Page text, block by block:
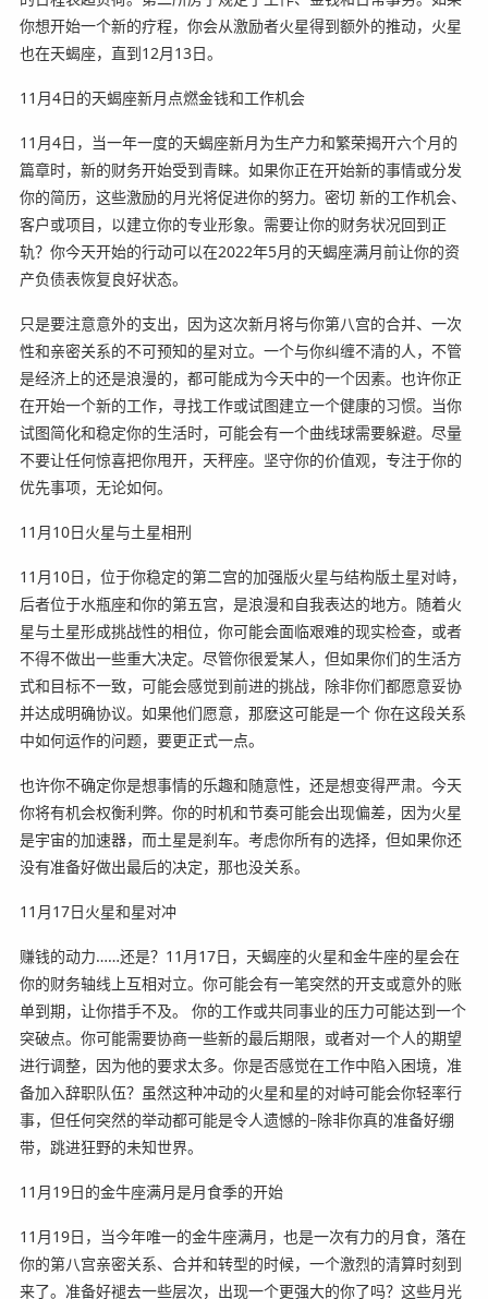
你想开始一个新的疗程，你会从激励者火星得到额外的推动，火星
也在天蝎座，直到12月13日。
11月4日的天蝎座新月点燃金钱和工作机会
11月4日，当一年一度的天蝎座新月为生产力和繁荣揭开六个月的
篇章时，新的财务开始受到青睐。如果你正在开始新的事情或分发
你的简历，这些激励的月光将促进你的努力。密切 新的工作机会、
客户或项目，以建立你的专业形象。需要让你的财务状况回到正
轨？你今天开始的行动可以在2022年5月的天蝎座满月前让你的资
产负债表恢复良好状态。
只是要注意意外的支出，因为这次新月将与你第八宫的合并、一次
性和亲密关系的不可预知的星对立。一个与你纠缠不清的人，不管
是经济上的还是浪漫的，都可能成为今天中的一个因素。也许你正
在开始一个新的工作，寻找工作或试图建立一个健康的习惯。当你
试图简化和稳定你的生活时，可能会有一个曲线球需要躲避。尽量
不要让任何惊喜把你甩开，天秤座。坚守你的价值观，专注于你的
优先事项，无论如何。
11月10日火星与土星相刑
11月10日，位于你稳定的第二宫的加强版火星与结构版土星对峙，
后者位于水瓶座和你的第五宫，是浪漫和自我表达的地方。随着火
星与土星形成挑战性的相位，你可能会面临艰难的现实检查，或者
不得不做出一些重大决定。尽管你很爱某人，但如果你们的生活方
式和目标不一致，可能会感觉到前进的挑战，除非你们都愿意妥协
并达成明确协议。如果他们愿意，那麽这可能是一个 你在这段关系
中如何运作的问题，要更正式一点。
也许你不确定你是想事情的乐趣和随意性，还是想变得严肃。今天
你将有机会权衡利弊。你的时机和节奏可能会出现偏差，因为火星
是宇宙的加速器，而土星是刹车。考虑你所有的选择，但如果你还
没有准备好做出最后的决定，那也没关系。
11月17日火星和星对冲
赚钱的动力……还是？11月17日，天蝎座的火星和金牛座的星会在
你的财务轴线上互相对立。你可能会有一笔突然的开支或意外的账
单到期，让你措手不及。 你的工作或共同事业的压力可能达到一个
突破点。你可能需要协商一些新的最后期限，或者对一个人的期望
进行调整，因为他的要求太多。你是否感觉在工作中陷入困境，准
备加入辞职队伍？虽然这种冲动的火星和星的对峙可能会你轻率行
事，但任何突然的举动都可能是令人遗憾的–除非你真的准备好绷
带，跳进狂野的未知世界。
11月19日的金牛座满月是月食季的开始
11月19日，当今年唯一的金牛座满月，也是一次有力的月食，落在
你的第八宫亲密关系、合并和转型的时候，一个激烈的清算时刻到
来了。准备好褪去一些层次，出现一个更强大的你了吗？这些月光